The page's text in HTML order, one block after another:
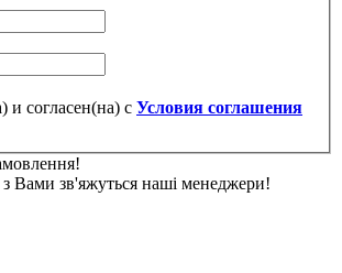
и согласен(на) с Условия соглашения
Вами зв'яжуться наші менеджери!